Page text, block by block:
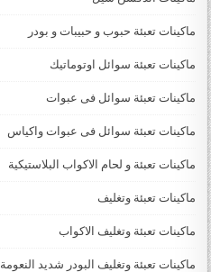
ماكينات تعبئة حبوب و حبيبات و بودر
ماكينات تعبئة سوائل اوتوماتيك
ماكينات تعبئة سوائل فى عبوات
ماكينات تعبئة سوائل فى عبوات واكياس
ماكينات تعبئة و لحام الاكواب البلاستيكية
ماكينات تعبئة وتغليف
ماكينات تعبئة وتغليف الاكواب
ماكينات تعبئة وتغليف البودر شديد النعومة